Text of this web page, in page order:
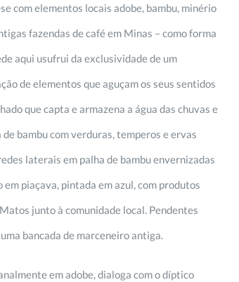
com elementos locais adobe, bambu, minério
fazendas de café em Minas – como forma
aqui usufrui da exclusividade de um
de elementos que aguçam os seus sentidos
que capta e armazena a água das chuvas e
bambu com verduras, temperos e ervas
laterais em palha de bambu envernizadas
piaçava, pintada em azul, com produtos
junto à comunidade local. Pendentes
bancada de marceneiro antiga.
em adobe, dialoga com o díptico